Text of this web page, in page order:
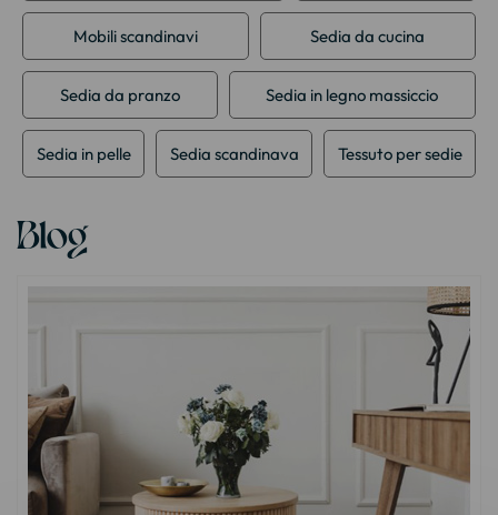
Mobili scandinavi Sedia da cucina
Sedia da pranzo Sedia in legno massiccio
Sedia in pelle Sedia scandinava Tessuto per sedie
Blog